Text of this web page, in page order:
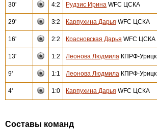
30' 4:2 Рудзис Ирина WFC ЦСКА
29' 3:2 Карпухина Дарья WFC ЦСКА
16' 2:2 Красновская Дарья WFC ЦСКА
13' 1:2 Леонова Людмила КПРФ-Урицк
9' 1:1 Леонова Людмила КПРФ-Урицк
4' 1:0 Карпухина Дарья WFC ЦСКА
Составы команд